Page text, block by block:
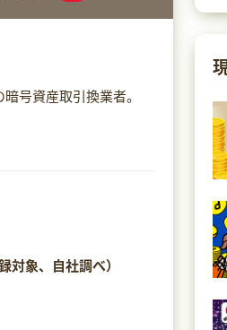
号資産取引換業者。
象、自社調べ）